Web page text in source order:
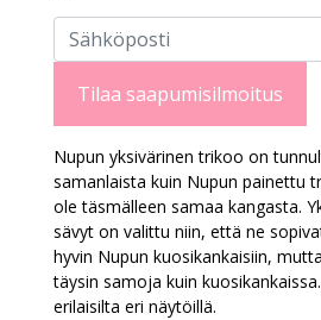
Tilaa saapumisilmoitus
Nupun yksivärinen trikoo on
samanlaista kuin Nupun painettu
ole täsmälleen samaa kangasta.
sävyt on valittu niin, että ne
hyvin Nupun kuosikankaisiin,
täysin samoja kuin
erilaisilta eri näytöillä.